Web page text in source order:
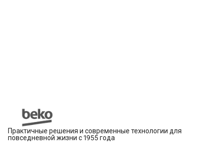
Практичные решения и современные технологии для
повседневной жизни с 1955 года